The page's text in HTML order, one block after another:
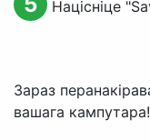
Націсніце "
Зараз
вашага кампутара!